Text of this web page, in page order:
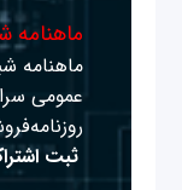
ماهنامه
ماهنامه
عمومی
ثبت